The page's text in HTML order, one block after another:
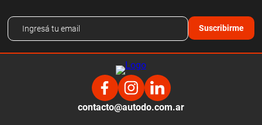
Suscribirme
contacto@autodo.com.ar